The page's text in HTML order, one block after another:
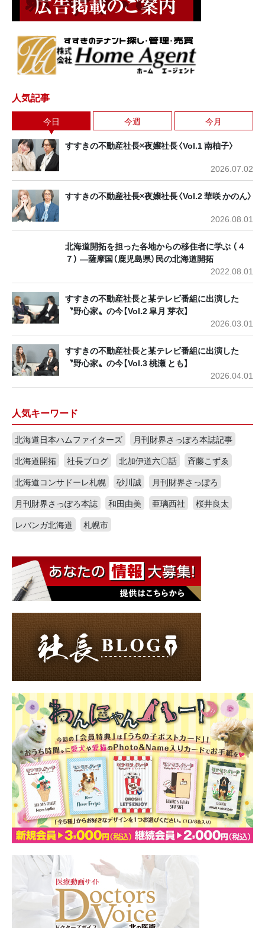
人気記事
今日 今週 今月
すすきの不動産社長×夜嬢社長〈Vol.1 南柚子〉
2026.07.02
すすきの不動産社長×夜嬢社長〈Vol.2 華咲 かのん〉
2026.08.01
北海道開拓を担った各地からの移住者に学ぶ （４
７） ―薩摩国（鹿児島県）民の北海道開拓
2022.08.01
すすきの不動産社長と某テレビ番組に出演した
〝野心家〟の今【Vol.2 皐月 芽衣】
2026.03.01
すすきの不動産社長と某テレビ番組に出演した
〝野心家〟の今【Vol.3 桃瀬 とも】
2026.04.01
人気キーワード
北海道日本ハムファイターズ
月刊財界さっぽろ本誌記事
北海道開拓
社長ブログ 北加伊道六〇話
斉藤こずゑ
北海道コンサドーレ札幌
砂川誠
月刊財界さっぽろ
月刊財界さっぽろ本誌
和田由美 亜璃西社
桜井良太
レバンガ北海道
札幌市